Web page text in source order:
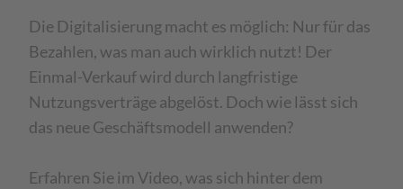
Die Digitalisierung macht es möglich: Nur für das
Bezahlen, was man auch wirklich nutzt! Der
Einmal-Verkauf wird durch langfristige
Nutzungsverträge abgelöst. Doch wie lässt sich
das neue Geschäftsmodell anwenden?
Erfahren Sie im Video, was sich hinter dem